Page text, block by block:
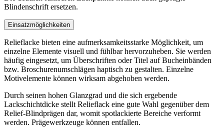
Blindenschrift ersetzen.
Einsatzmöglichkeiten
Relieflacke bieten eine aufmerksamkeitsstarke Möglichkeit, um
einzelne Elemente visuell und fühlbar hervorzuheben. Sie werden
häufig eingesetzt, um Überschriften oder Titel auf Bucheinbänden
bzw. Broschurenumschlägen haptisch zu gestalten. Einzelne
Motivelemente können wirksam abgehoben werden.
Durch seinen hohen Glanzgrad und die sich ergebende
Lackschichtdicke stellt Relieflack eine gute Wahl gegenüber dem
Relief-Blindprägen dar, womit spotlackierte Bereiche verformt
werden. Prägewerkzeuge können entfallen.